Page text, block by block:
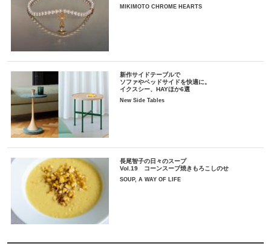
MIKIMOTO CHROME HEARTS
新作サイドテーブルで
ソファやベッドサイドを快適に。
イクスシー、HAYほか6選
New Side Tables
長尾智子の日々のスープ
Vol.19 コーンスープ焼きもろこしのせ
SOUP, A WAY OF LIFE